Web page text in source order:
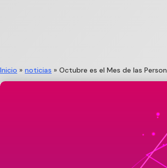
Inicio » noticias » Octubre es el Mes de las